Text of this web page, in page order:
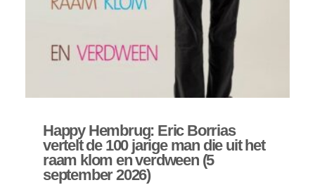
Happy Hembrug: Eric Borrias
vertelt de 100 jarige man die uit het
raam klom en verdween (5
september 2026)